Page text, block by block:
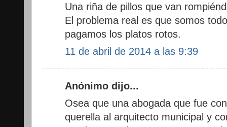
Una riña de pillos que van
El problema real es que somos
pagamos los platos rotos.
11 de abril de 2014 a las 9:39
Anónimo dijo...
Osea que una abogada que fue
querella al arquitecto municipal y